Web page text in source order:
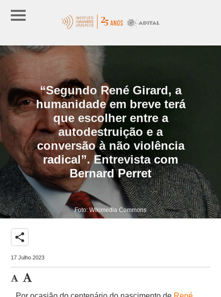
“Segundo René Girard, a
humanidade em breve terá
que escolher entre a
autodestruição e a
conversão à não violência
radical”. Entrevista com
Bernard Perret
Foto: Wikimedia Commons
share
17 Julho 2023